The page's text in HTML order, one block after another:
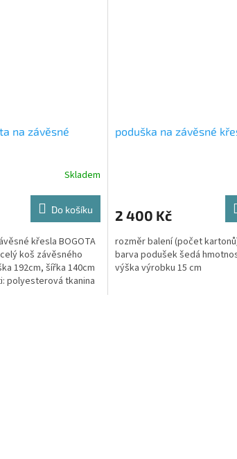
na závěsné
Skladem
Do košíku
křesla BOGOTA
koš závěsného
192cm, šířka 140cm
polyesterová tkanina
poduška na závěsné
2 400 Kč
rozměr balení (počet
barva podušek šedá
výška výrobku 15 cm